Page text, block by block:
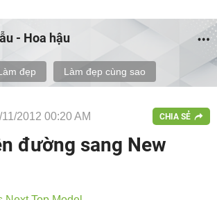
- Hoa hậu
đẹp Làm đẹp cùng sao
2012 00:20 AM CHIA SẺ
đường sang New